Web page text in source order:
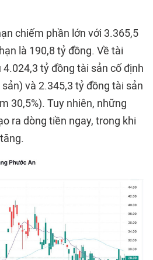
chiếm phần lớn với 3.365,5
là 190,8 tỷ đồng. Về tài
4.024,3 tỷ đồng tài sản cố định
và 2.345,3 tỷ đồng tài sản
30,5%). Tuy nhiên, những
ra dòng tiền ngay, trong khi